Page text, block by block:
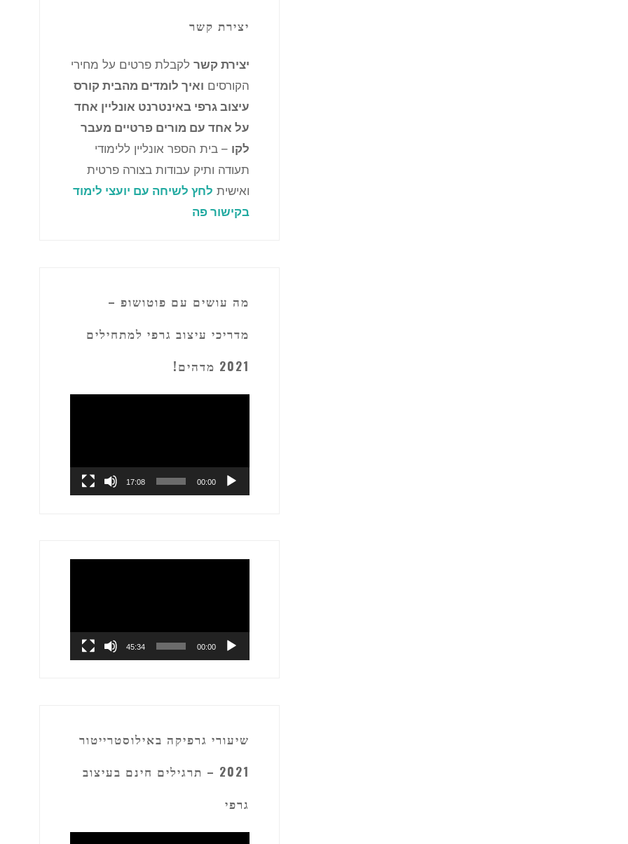
יצירת קשר
יצירת קשר לקבלת פרטים על מחירי
הקורסים ואיך לומדים מהבית קורס
עיצוב גרפי באינטרנט אונליין אחד
על אחד עם מורים פרטיים מעבר
לקו – בית הספר אונליין ללימודי
תעודה ותיק עבודות בצורה פרטית
ואישית לחץ לשיחה עם יועצי לימוד
בקישור פה
מה עושים עם פוטושופ –
מדריכי עיצוב גרפי למתחילים
2021 מדהים!
00:00
17:08
00:00
45:34
שיעורי גרפיקה באילוסטרייטור
2021 – תרגילים חינם בעיצוב
גרפי